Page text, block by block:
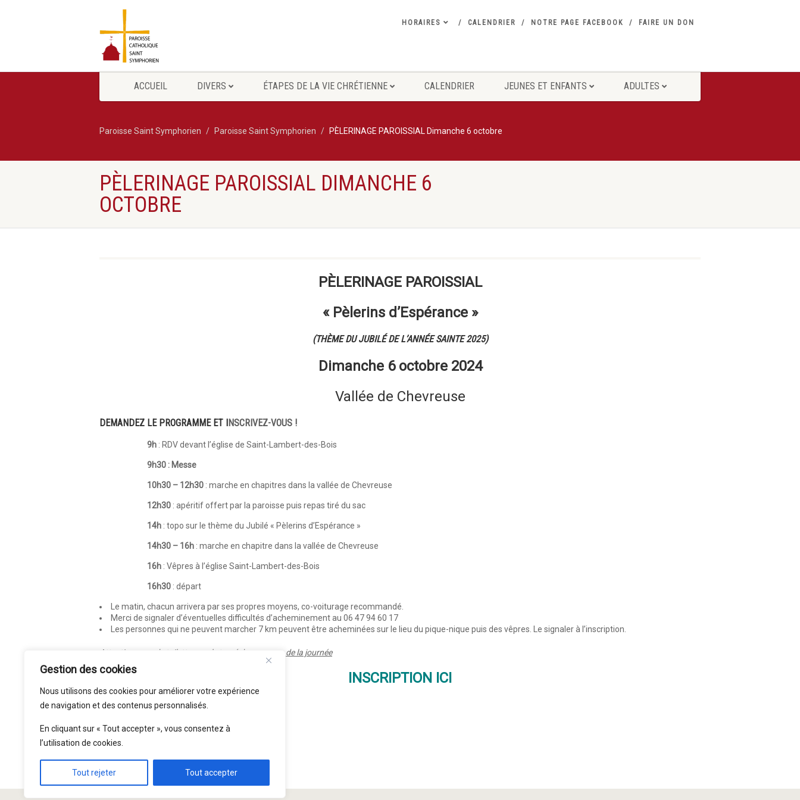
Gestion des cookies
Nous utilisons des cookies pour améliorer votre expérience
de navigation et des contenus personnalisés.
En cliquant sur « Tout accepter », vous consentez à
l’utilisation de cookies.
Tout rejeter Tout accepter
HORAIRES CALENDRIER NOTRE PAGE FACEBOOK FAIRE UN DON
ACCUEIL DIVERS ÉTAPES DE LA VIE CHRÉTIENNE CALENDRIER JEUNES ET ENFANTS ADULTES
Paroisse Saint Symphorien Paroisse Saint Symphorien PÈLERINAGE PAROISSIAL Dimanche 6 octobre
PÈLERINAGE PAROISSIAL DIMANCHE 6
OCTOBRE
PÈLERINAGE PAROISSIAL
« Pèlerins d’Espérance »
(THÈME DU JUBILÉ DE L’ANNÉE SAINTE 2025)
Dimanche 6 octobre 2024
Vallée de Chevreuse
DEMANDEZ LE PROGRAMME ET INSCRIVEZ-VOUS !
9h : RDV devant l’église de Saint-Lambert-des-Bois
9h30 : Messe
10h30 – 12h30 : marche en chapitres dans la vallée de Chevreuse
12h30 : apéritif offert par la paroisse puis repas tiré du sac
14h : topo sur le thème du Jubilé « Pèlerins d’Espérance »
14h30 – 16h : marche en chapitre dans la vallée de Chevreuse
16h : Vêpres à l’église Saint-Lambert-des-Bois
16h30 : départ
Le matin, chacun arrivera par ses propres moyens, co-voiturage recommandé.
Merci de signaler d’éventuelles difficultés d’acheminement au 06 47 94 60 17
Les personnes qui ne peuvent marcher 7 km peuvent être acheminées sur le lieu du pique-nique puis des vêpres. Le signaler à l’inscription.
Attention : pas de toilettes sur le tracé du parcours de la journée
INSCRIPTION ICI